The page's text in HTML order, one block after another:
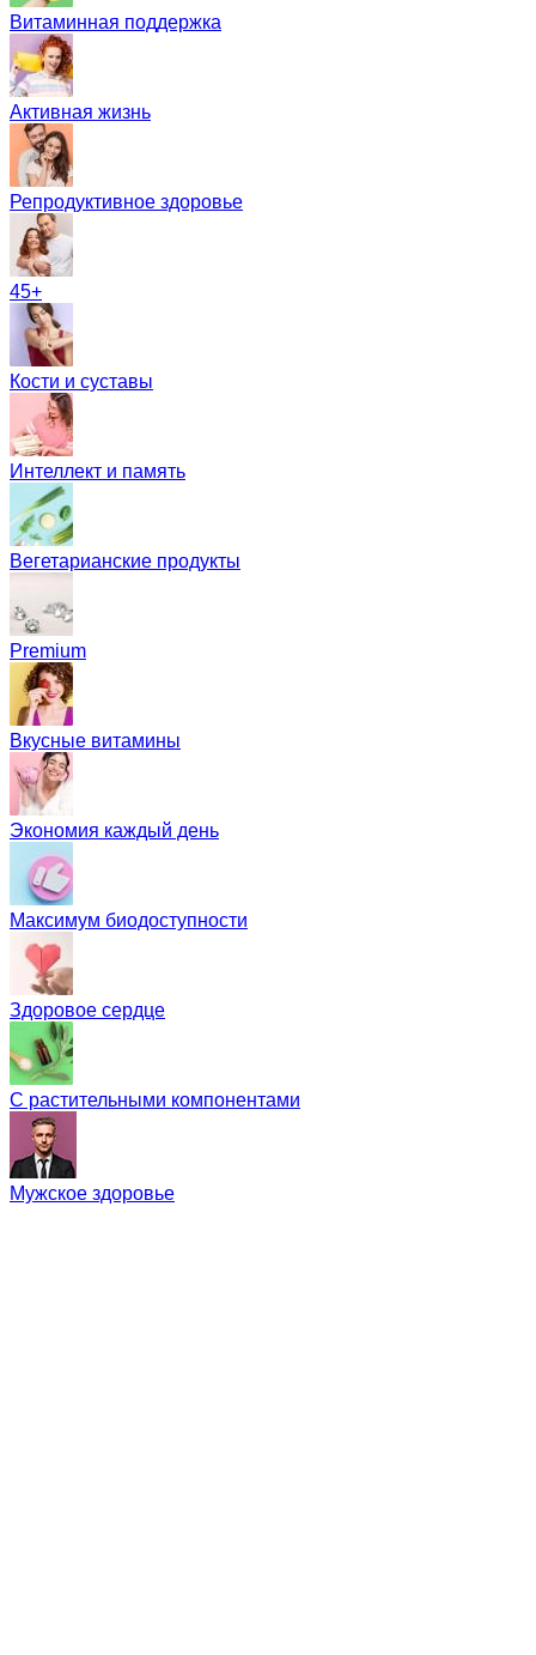
Витаминная поддержка
Активная жизнь
Репродуктивное здоровье
45+
Кости и суставы
Интеллект и память
Вегетарианские продукты
Premium
Вкусные витамины
Экономия каждый день
Максимум биодоступности
Здоровое сердце
С растительными компонентами
Мужское здоровье